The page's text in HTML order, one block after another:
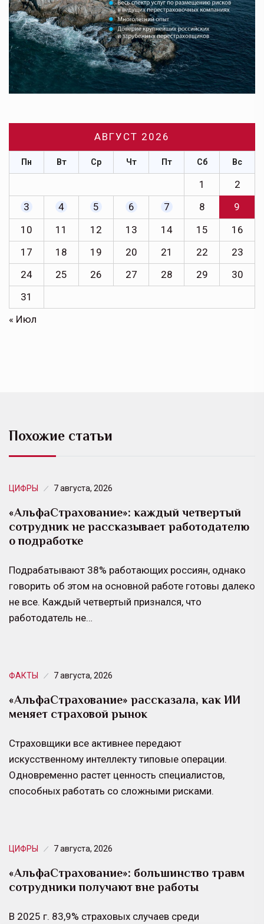
АВГУСТ 2026
Пн Вт Ср Чт Пт Сб Вс
1
2
3
4 5 6 7 8
9
10
11 12 13 14 15
16
17
18 19 20 21 22
23
24
25 26 27 28 29
30
31
« Июл
Похожие статьи
ЦИФРЫ 7 августа, 2026
«АльфаСтрахование»: каждый четвертый
сотрудник не рассказывает работодателю
о подработке
Подрабатывают 38% работающих россиян, однако
говорить об этом на основной работе готовы далеко
не все. Каждый четвертый признался, что
работодатель не…
ФАКТЫ 7 августа, 2026
«АльфаСтрахование» рассказала, как ИИ
меняет страховой рынок
Страховщики все активнее передают
искусственному интеллекту типовые операции.
Одновременно растет ценность специалистов,
способных работать со сложными рисками.
ЦИФРЫ 7 августа, 2026
«АльфаСтрахование»: большинство травм
сотрудники получают вне работы
В 2025 г. 83,9% страховых случаев среди